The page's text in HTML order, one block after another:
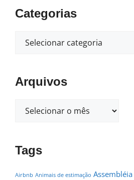
Categorias
Arquivos
Tags
Airbnb Animais de estimação Assembléia